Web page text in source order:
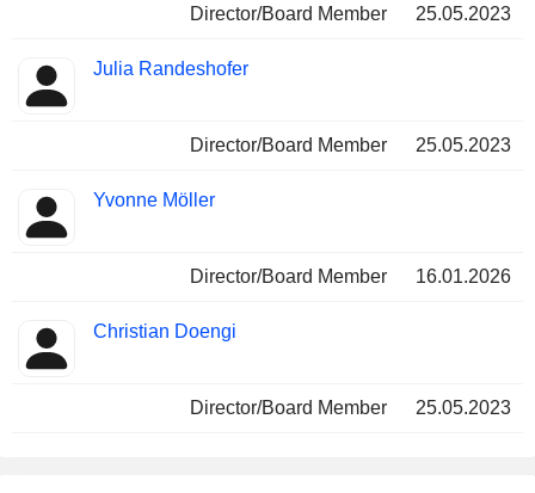
Director/Board Member 25.05.2023
Julia Randeshofer
Director/Board Member 25.05.2023
Yvonne Möller
Director/Board Member 16.01.2026
Christian Doengi
Director/Board Member 25.05.2023